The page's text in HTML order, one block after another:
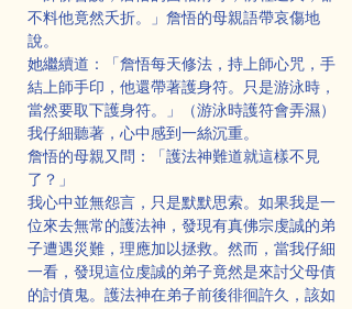
不料他竟然夭折。」詹悟的母親語帶哀傷地
說。
她繼續道：「詹悟每天修法，持上師心咒，手
結上師手印，他還帶著護身符。只是游泳時，
當然要取下護身符。」（游泳時護符會弄濕）
我仔細聽著，心中感到一絲沉重。
詹悟的母親又問：「護法神難道就這樣不見
了？」
我心中並無怨言，只是默默思索。如果我是一
位來去無常的護法神，發現有真佛宗虔誠的弟
子遭遇災難，理應加以拯救。然而，當我仔細
一看，發現這位虔誠的弟子竟然是來討父母債
的討債鬼。護法神在弟子前後徘徊許久，該如